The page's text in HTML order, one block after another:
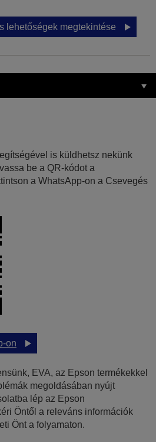
lehetőségek megtekintése
is küldhetsz nekünk
be a QR-kódot a
a WhatsApp-on a Csevegés
on
EVA, az Epson termékekkel
megoldásában nyújt
lép az Epson
Öntől a releváns információk
Önt a folyamaton.